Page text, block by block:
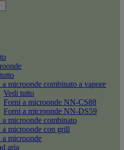
a microonde combinato a vapore
Vedi tutto
Forni a microonde NN-CS88
Forni a microonde NN-DS59
a microonde combinato
a microonde con grill
a microonde
aria